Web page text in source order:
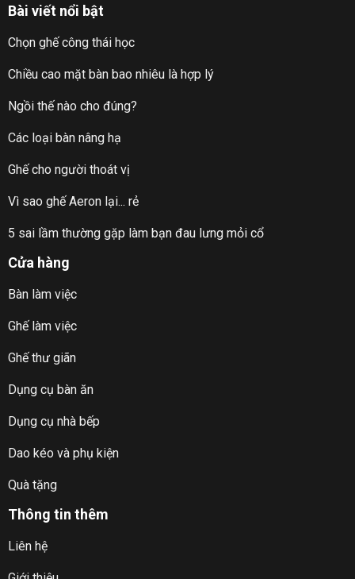
Bài viết nổi bật
Chọn ghế công thái học
Chiều cao mặt bàn bao nhiêu là hợp lý
Ngồi thế nào cho đúng?
Các loại bàn nâng hạ
Ghế cho người thoát vị
Vì sao ghế Aeron lại... rẻ
5 sai lầm thường gặp làm bạn đau lưng mỏi cổ
Cửa hàng
Bàn làm việc
Ghế làm việc
Ghế thư giãn
Dụng cụ bàn ăn
Dụng cụ nhà bếp
Dao kéo và phụ kiện
Quà tặng
Thông tin thêm
Liên hệ